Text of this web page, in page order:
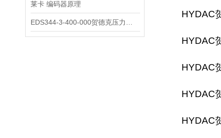
莱卡 编码器原理
HYDAC
HYDAC
HYDAC
HYDAC
HYDAC